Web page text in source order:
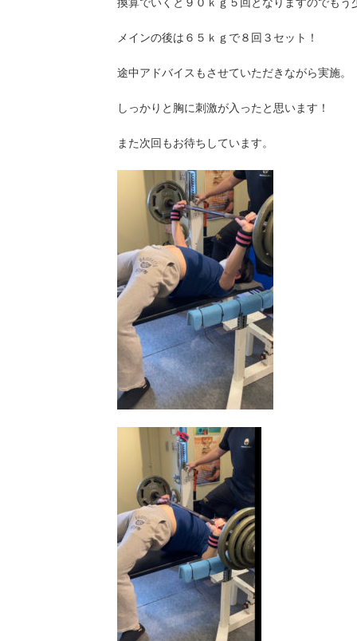
換算でいくと９０ｋｇ５回となりますのでもう
メインの後は６５ｋｇで８回３セット！
途中アドバイスもさせていただきながら実施。
しっかりと胸に刺激が入ったと思います！
また次回もお待ちしています。